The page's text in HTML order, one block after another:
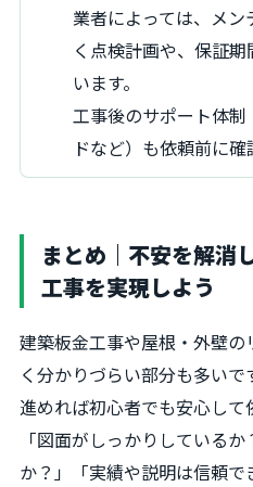
業者によっては、メ
く点検計画や、保証
います。
工事後のサポート体
ドなど）も依頼前に確
まとめ｜不安を解消
工事を実現しよう
建築板金工事や屋根・外壁
く分かりづらい部分も多い
進めれば初心者でも安心して
「図面がしっかりしている
か？」「実績や説明は信頼